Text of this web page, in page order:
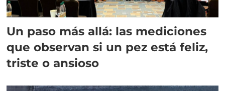
Un paso más allá: las mediciones
que observan si un pez está feliz,
triste o ansioso